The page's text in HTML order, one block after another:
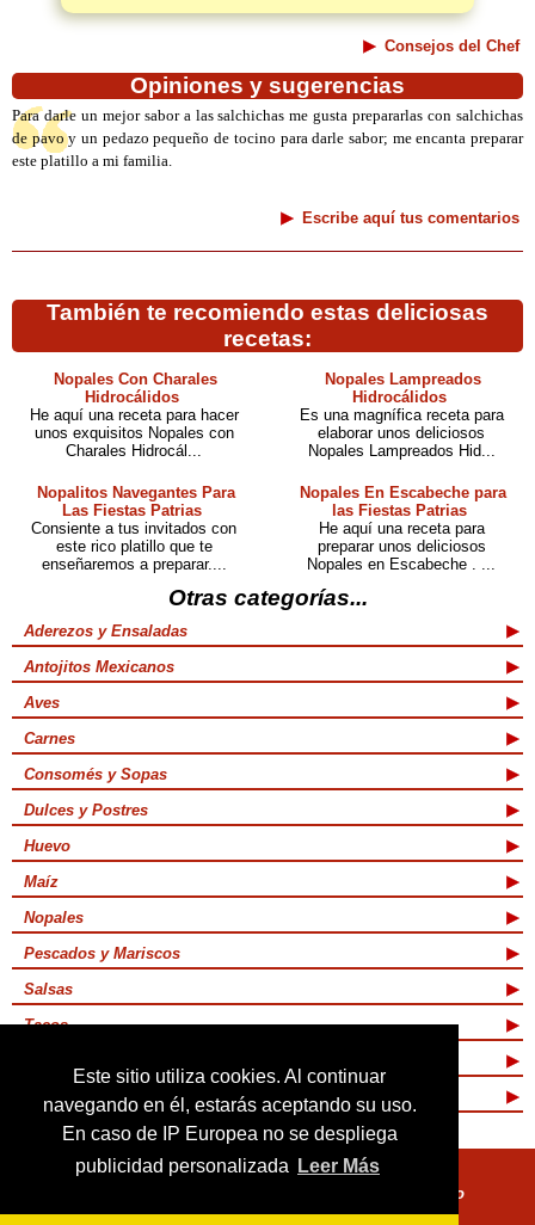
Este sitio utiliza cookies. Al continuar
navegando en él, estarás aceptando su uso.
En caso de IP Europea no se despliega
publicidad personalizada
Leer Más
Consejos del Chef
Opiniones y sugerencias
Para darle un mejor sabor a las salchichas me gusta prepararlas con salchichas
de pavo y un pedazo pequeño de tocino para darle sabor; me encanta preparar
este platillo a mi familia.
Escribe aquí tus comentarios
También te recomiendo estas deliciosas
recetas:
Nopales Con Charales
Hidrocálidos
He aquí una receta para hacer
unos exquisitos Nopales con
Charales Hidrocál...
Nopales Lampreados
Hidrocálidos
Es una magnífica receta para
elaborar unos deliciosos
Nopales Lampreados Hid...
Nopalitos Navegantes Para
Las Fiestas Patrias
Consiente a tus invitados con
este rico platillo que te
enseñaremos a preparar....
Nopales En Escabeche para
las Fiestas Patrias
He aquí una receta para
preparar unos deliciosos
Nopales en Escabeche . ...
Otras categorías...
Aderezos y Ensaladas
Antojitos Mexicanos
Aves
Carnes
Consomés y Sopas
Dulces y Postres
Huevo
Maíz
Nopales
Pescados y Mariscos
Salsas
Tacos
Vegetarianas
Términos de Uso